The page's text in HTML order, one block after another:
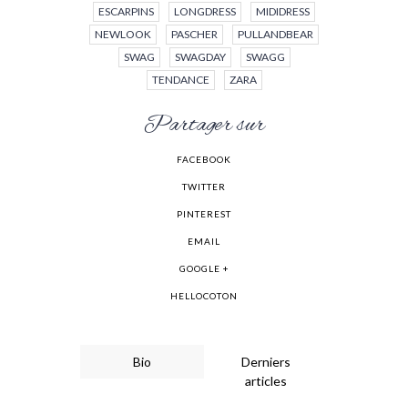
ESCARPINS LONGDRESS
MIDIDRESS
NEWLOOK
PASCHER
PULLANDBEAR
SWAG
SWAGDAY
SWAGG
TENDANCE
ZARA
Partager sur
FACEBOOK
TWITTER
PINTEREST
EMAIL
GOOGLE +
HELLOCOTON
Bio
Derniers
articles